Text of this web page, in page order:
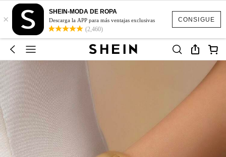
CONSIGUE
×
SHEIN-MODA DE ROPA
Descarga la APP para más ventajas exclusivas
(2,460)